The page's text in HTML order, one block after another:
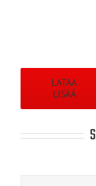
LATAA
LISÄÄ